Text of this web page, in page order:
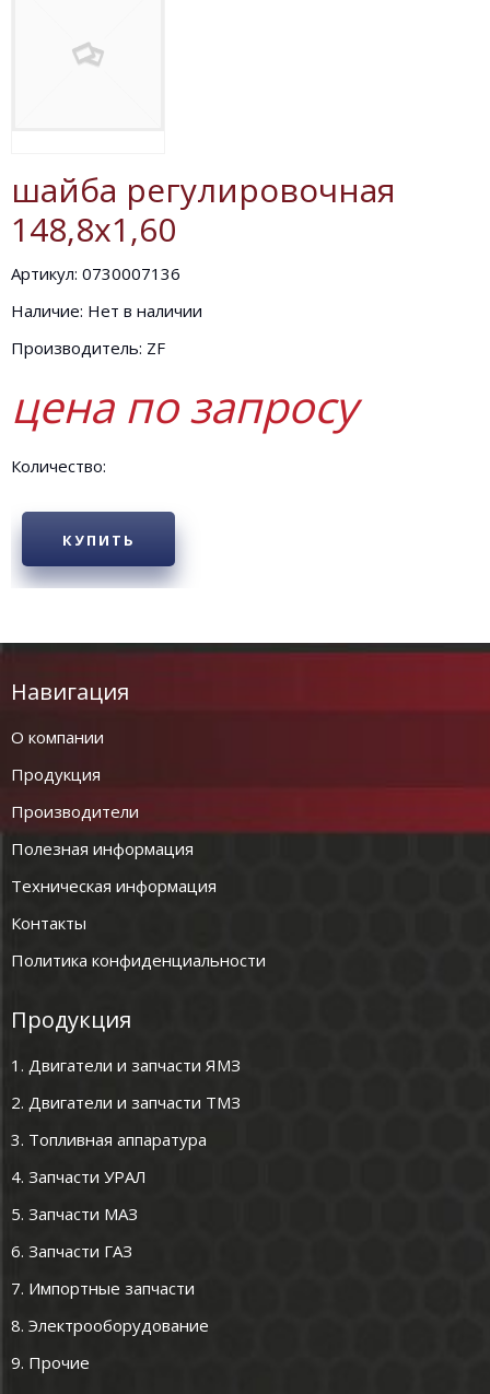
шайба регулировочная
148,8х1,60
Артикул: 0730007136
Наличие: Нет в наличии
Производитель: ZF
цена по запросу
Количество:
КУПИТЬ
Навигация
О компании
Продукция
Производители
Полезная информация
Техническая информация
Контакты
Политика конфиденциальности
Продукция
1. Двигатели и запчасти ЯМЗ
2. Двигатели и запчасти ТМЗ
3. Топливная аппаратура
4. Запчасти УРАЛ
5. Запчасти МАЗ
6. Запчасти ГАЗ
7. Импортные запчасти
8. Электрооборудование
9. Прочие